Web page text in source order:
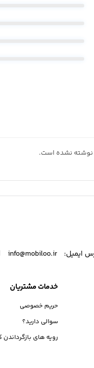
نشده است.
ایمیل: info@mobiloo.ir
خدمات مشتریان
حریم خصوصی
سوالی دارید؟
رویه های بازگرداندن